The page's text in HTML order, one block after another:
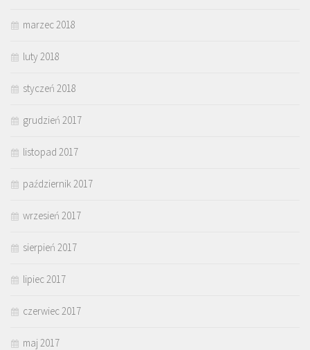
marzec 2018
luty 2018
styczeń 2018
grudzień 2017
listopad 2017
październik 2017
wrzesień 2017
sierpień 2017
lipiec 2017
czerwiec 2017
maj 2017